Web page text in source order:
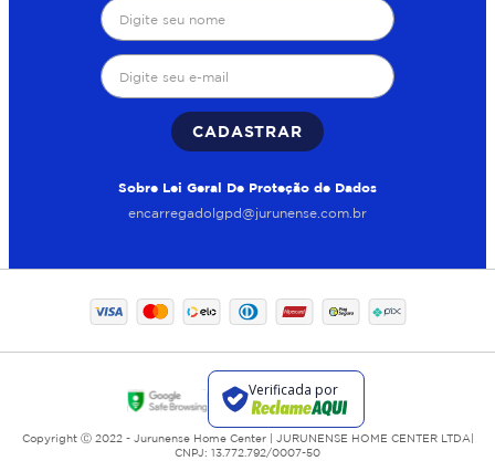
CADASTRAR
Sobre Lei Geral De Proteção de Dados
encarregadolgpd@jurunense.com.br
Copyright Ⓒ 2022 - Jurunense Home Center | JURUNENSE HOME CENTER LTDA|
CNPJ: 13.772.792/0007-50